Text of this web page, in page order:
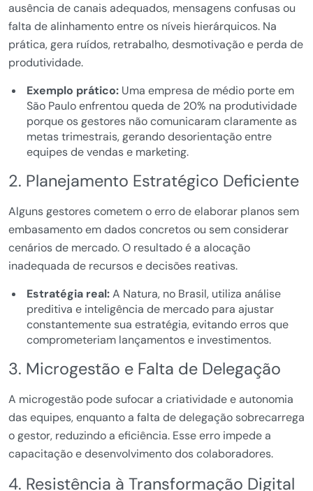
ausência de canais adequados, mensagens confusas ou
falta de alinhamento entre os níveis hierárquicos. Na
prática, gera ruídos, retrabalho, desmotivação e perda de
produtividade.
Exemplo prático:Uma empresa de médio porte em
São Paulo enfrentou queda de 20% na produtividade
porque os gestores não comunicaram claramente as
metas trimestrais, gerando desorientação entre
equipes de vendas e marketing.
2. Planejamento Estratégico Deficiente
Alguns gestores cometem o erro de elaborar planos sem
embasamento em dados concretos ou sem considerar
cenários de mercado. O resultado é a alocação
inadequada de recursos e decisões reativas.
Estratégia real:A Natura, no Brasil, utiliza análise
preditiva e inteligência de mercado para ajustar
constantemente sua estratégia, evitando erros que
comprometeriam lançamentos e investimentos.
3. Microgestão e Falta de Delegação
A microgestão pode sufocar a criatividade e autonomia
das equipes, enquanto a falta de delegação sobrecarrega
o gestor, reduzindo a eficiência. Esse erro impede a
capacitação e desenvolvimento dos colaboradores.
4. Resistência à Transformação Digital